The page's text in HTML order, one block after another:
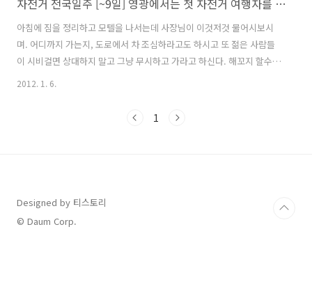
자전거 전국일주 [~9일] 영광에서는 첫 자전거 여행자를 목포에서는 비를 만났다.
아침에 짐을 정리하고 모텔을 나서는데 사장님이 이것저것 물어시보시
며. 어디까지 가는지, 도로에서 차 조심하라고도 하시고 또 젊은 사람들
이 시비걸면 상대하지 말고 그냥 무시하고 가라고 하신다. 해꼬지 할수도
있으니 말이다. 그러면서 커피도 타주시고 물도 떠가라고 하며 제차 격려
이 많아지니까 자연스럽게 그런 모습을 접하게 되면서 관심도 갖고 인식
2012. 1. 6.
1
Designed by 티스토리
© Daum Corp.